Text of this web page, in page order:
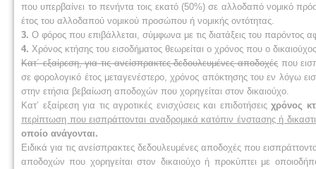
που υπερβαίνει το πενήντα τοις εκατό (50%) σε αλλοδαπό νομικό
έτος του αλλοδαπού νομικού προσώπου ή νομικής οντότητας.
3. Ο φόρος που επιβάλλεται, σύμφωνα με τις διατάξεις του
4. Χρόνος κτήσης του εισοδήματος θεωρείται ο χρόνος που ο
Κατ΄ εξαίρεση, για τις ανείσπρακτες δεδουλευμένες αποδοχέςπου
σε φορολογικό έτος μεταγενέστερο, χρόνος απόκτησης του εν λόγω
στην ετήσια βεβαίωση αποδοχών που χορηγείται στον δικαιούχο.
Κατ’ εξαίρεση για τις αγροτικές ενισχύσεις και επιδοτήσειςχρόνος
περίπτωση που εισπράττονται αναδρομικά κατόπιν ένστασης ή
οποίο ανάγονται.
Ειδικά για τις ανείσπρακτες δεδουλευμένες αποδοχές που
αποδοχών που χορηγείται στον δικαιούχο ή προκύπτει με